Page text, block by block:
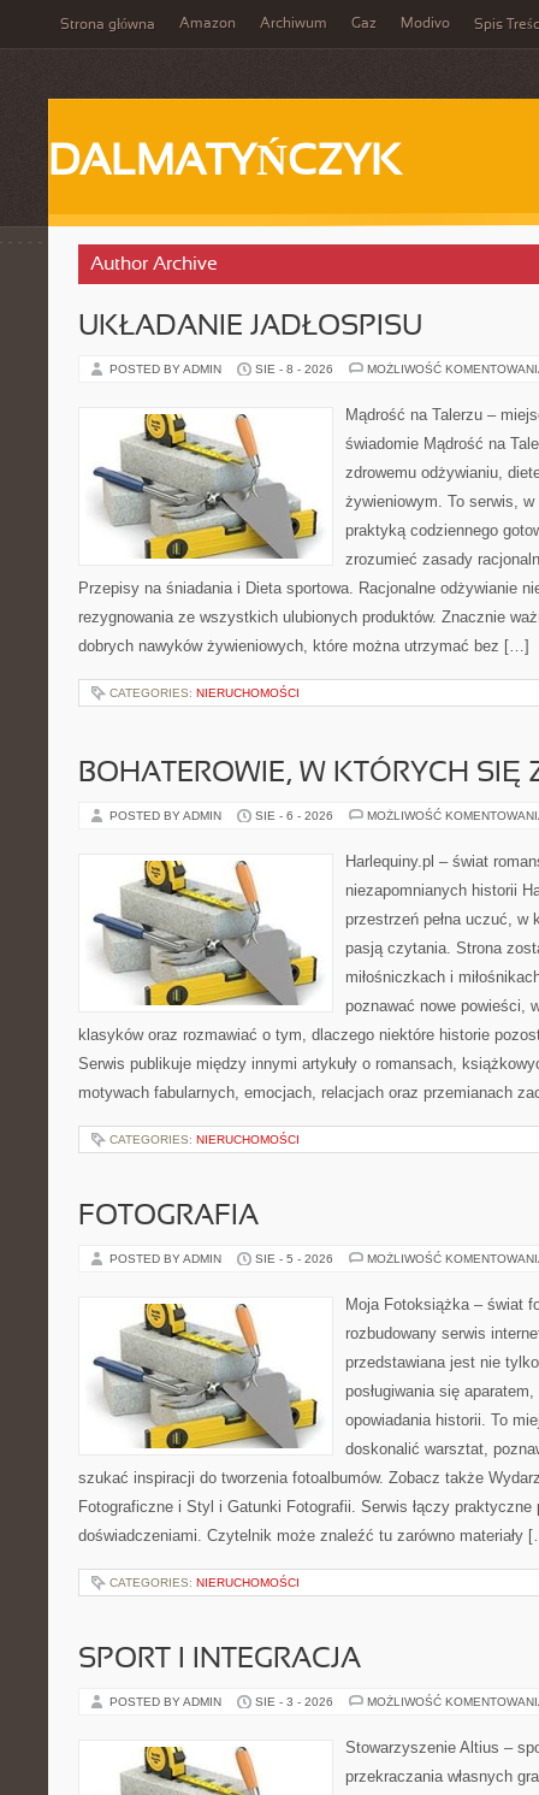
Strona główna Amazon Archiwum Gaz Modivo Spis
DALMATYŃCZYK
Author Archive
UKŁADANIE JADŁOSPISU
POSTED BY ADMIN SIE - 8 - 2026 MOŻLIWOŚĆ
Mądrość na Talerzu –
świadomie Mądrość na
zdrowemu odżywianiu,
żywieniowym. To serwis,
praktyką codziennego
zrozumieć zasady
Przepisy na śniadania i Dieta sportowa. Racjonalne odżywianie
rezygnowania ze wszystkich ulubionych produktów. Znacznie
dobrych nawyków żywieniowych, które można utrzymać bez […]
CATEGORIES: NIERUCHOMOŚCI
BOHATEROWIE, W KTÓRYCH SIĘ
POSTED BY ADMIN SIE - 6 - 2026 MOŻLIWOŚĆ
Harlequiny.pl – świat
niezapomnianych historii
przestrzeń pełna uczuć, w
pasją czytania. Strona
miłośniczkach i
poznawać nowe powieści,
klasyków oraz rozmawiać o tym, dlaczego niektóre historie
Serwis publikuje między innymi artykuły o romansach,
motywach fabularnych, emocjach, relacjach oraz przemianach
CATEGORIES: NIERUCHOMOŚCI
FOTOGRAFIA
POSTED BY ADMIN SIE - 5 - 2026 MOŻLIWOŚĆ
Moja Fotoksiążka – świat
rozbudowany serwis
przedstawiana jest nie
posługiwania się
opowiadania historii. To
doskonalić warsztat,
szukać inspiracji do tworzenia fotoalbumów. Zobacz także
Fotograficzne i Styl i Gatunki Fotografii. Serwis łączy
doświadczeniami. Czytelnik może znaleźć tu zarówno materiały
CATEGORIES: NIERUCHOMOŚCI
SPORT I INTEGRACJA
POSTED BY ADMIN SIE - 3 - 2026 MOŻLIWOŚĆ
Stowarzyszenie Altius –
przekraczania własnych